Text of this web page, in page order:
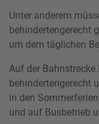
Unter anderem
behindertengerecht
um dem täglichen
Auf der Bahnstrecke
behindertengerecht
in den
und auf Busbetrieb